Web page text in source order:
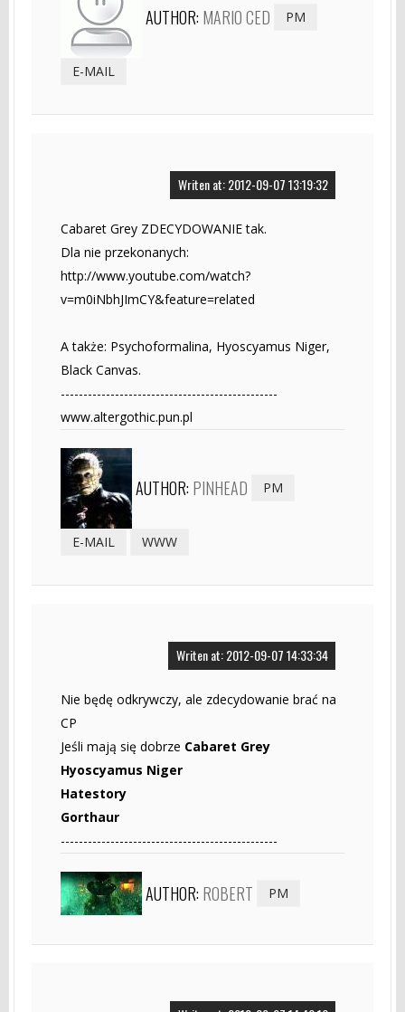
AUTHOR: MARIO CED PM
E-MAIL
Writen at: 2012-09-07 13:19:32
Cabaret Grey ZDECYDOWANIE tak.
Dla nie przekonanych:
http://www.youtube.com/watch?
v=m0iNbhJImCY&feature=related
A także: Psychoformalina, Hyoscyamus Niger,
Black Canvas.
------------------------------------------------
www.altergothic.pun.pl
AUTHOR: PINHEAD PM
E-MAIL WWW
Writen at: 2012-09-07 14:33:34
Nie będę odkrywczy, ale zdecydowanie brać na
CP
Jeśli mają się dobrze Cabaret Grey
Hyoscyamus Niger
Hatestory
Gorthaur
------------------------------------------------
AUTHOR: ROBERT PM